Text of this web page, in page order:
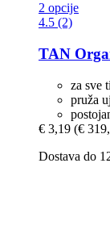
2 opcije
4.5 (2)
TAN
za sve
pruža
€ 3,19 (€
Dostava do